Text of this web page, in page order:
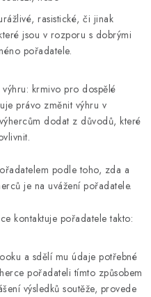
rasistické, či jinak
jsou v rozporu s dobrými
pořadatele.
krmivo pro dospělé
právo změnit výhru v
dodat z důvodů, které
podle toho, zda a
je na uvážení pořadatele.
kontaktuje pořadatele takto:
a sdělí mu údaje potřebné
pořadateli tímto způsobem
výsledků soutěže, provede